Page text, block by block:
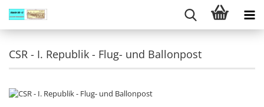
CSR - I. Republik - Flug- und Ballonpost